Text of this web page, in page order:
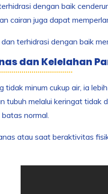
dengan baik
cairan juga dapat
terhidrasi dengan baik
dan Kelelahan
tidak minum cukup air, ia
tubuh melalui keringat
normal.
atau saat beraktivitas